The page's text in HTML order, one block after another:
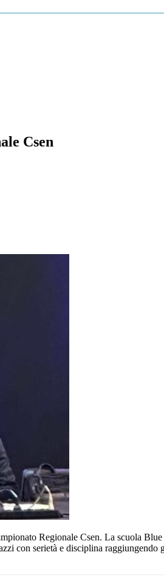
Csen
Regionale Csen. La scuola Blue
con serietà e disciplina raggiungendo